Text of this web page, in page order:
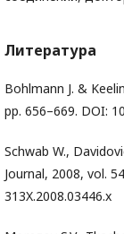
Литература
Bohlmann J. &
pp. 656–669. DOI:
Schwab W.,
Journal, 2008, vol.
313X.2008.03446.x